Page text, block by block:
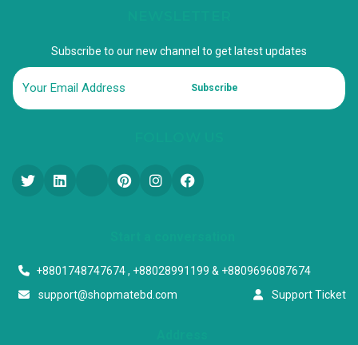
Subscribe to our new channel to get latest updates
Subscribe
+8801748747674 , +88028991199 & +8809696087674
support@shopmatebd.com
Support Ticket